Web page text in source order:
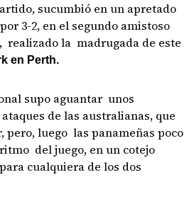
sucumbió en un apretado
3-2, en el segundo amistoso
realizado la madrugada de este
en Perth.
supo aguantar unos
de las australianas, que
pero, luego las panameñas poco
del juego, en un cotejo
cualquiera de los dos